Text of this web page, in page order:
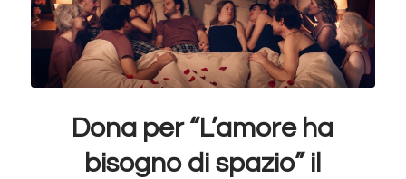
Dona per “L’amore ha
bisogno di spazio” il